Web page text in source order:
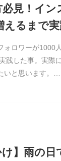
見！イン
えるまで
ォロワーが1000
践した事。実際
いと思います。…
け】雨の日